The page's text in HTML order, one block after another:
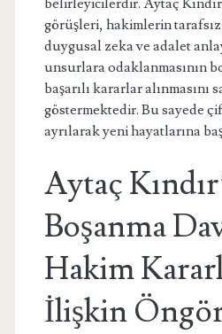
belirleyicilerdir. Aytaç
görüşleri, hakimlerin
duygusal zeka ve adalet
unsurlara odaklanmasının
başarılı kararlar alınmasını
göstermektedir. Bu sayede
ayrılarak yeni hayatlarına
Aytaç
Boşanma
Hakim
İlişkin